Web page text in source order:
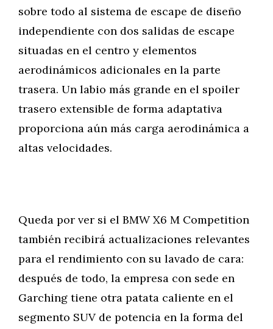
sobre todo al sistema de escape de diseño
independiente con dos salidas de escape
situadas en el centro y elementos
aerodinámicos adicionales en la parte
trasera. Un labio más grande en el spoiler
trasero extensible de forma adaptativa
proporciona aún más carga aerodinámica a
altas velocidades.
Queda por ver si el BMW X6 M Competition
también recibirá actualizaciones relevantes
para el rendimiento con su lavado de cara:
después de todo, la empresa con sede en
Garching tiene otra patata caliente en el
segmento SUV de potencia en la forma del